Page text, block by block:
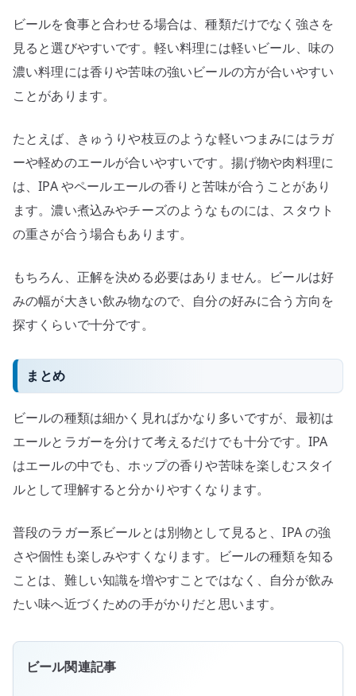
ビールを食事と合わせる場合は、種類だけでなく強さを
見ると選びやすいです。軽い料理には軽いビール、味の
濃い料理には香りや苦味の強いビールの方が合いやすい
ことがあります。
たとえば、きゅうりや枝豆のような軽いつまみにはラガ
ーや軽めのエールが合いやすいです。揚げ物や肉料理に
は、IPA やペールエールの香りと苦味が合うことがあり
ます。濃い煮込みやチーズのようなものには、スタウト
の重さが合う場合もあります。
もちろん、正解を決める必要はありません。ビールは好
みの幅が大きい飲み物なので、自分の好みに合う方向を
探すくらいで十分です。
まとめ
ビールの種類は細かく見ればかなり多いですが、最初は
エールとラガーを分けて考えるだけでも十分です。IPA
はエールの中でも、ホップの香りや苦味を楽しむスタイ
ルとして理解すると分かりやすくなります。
普段のラガー系ビールとは別物として見ると、IPA の強
さや個性も楽しみやすくなります。ビールの種類を知る
ことは、難しい知識を増やすことではなく、自分が飲み
たい味へ近づくための手がかりだと思います。
ビール関連記事